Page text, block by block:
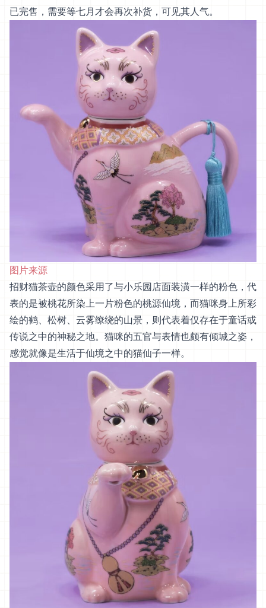
已完售，需要等七月才会再次补货，可见其人气。
图片来源
招财猫茶壶的颜色采用了与小乐园店面装潢一样的粉色，代
表的是被桃花所染上一片粉色的桃源仙境，而猫咪身上所彩
绘的鹤、松树、云雾缭绕的山景，则代表着仅存在于童话或
传说之中的神秘之地。猫咪的五官与表情也颇有倾城之姿，
感觉就像是生活于仙境之中的猫仙子一样。